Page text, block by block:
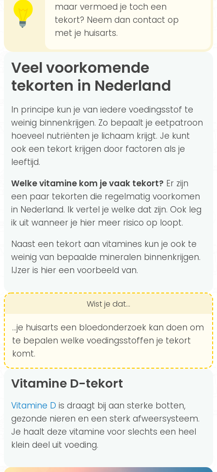
maar vermoed je toch een
tekort? Neem dan contact op
met je huisarts.
Veel voorkomende
tekorten in Nederland
In principe kun je van iedere voedingsstof te
weinig binnenkrijgen. Zo bepaalt je eetpatroon
hoeveel nutriënten je lichaam krijgt. Je kunt
ook een tekort krijgen door factoren als je
leeftijd.
Welke vitamine kom je vaak tekort? Er zijn
een paar tekorten die regelmatig voorkomen
in Nederland. Ik vertel je welke dat zijn. Ook leg
ik uit wanneer je hier meer risico op loopt.
Naast een tekort aan vitamines kun je ook te
weinig van bepaalde mineralen binnenkrijgen.
IJzer is hier een voorbeeld van.
Wist je dat...
…je huisarts een bloedonderzoek kan doen om
te bepalen welke voedingsstoffen je tekort
komt.
Vitamine D-tekort
Vitamine D is draagt bij aan sterke botten,
gezonde nieren en een sterk afweersysteem.
Je haalt deze vitamine voor slechts een heel
klein deel uit voeding.